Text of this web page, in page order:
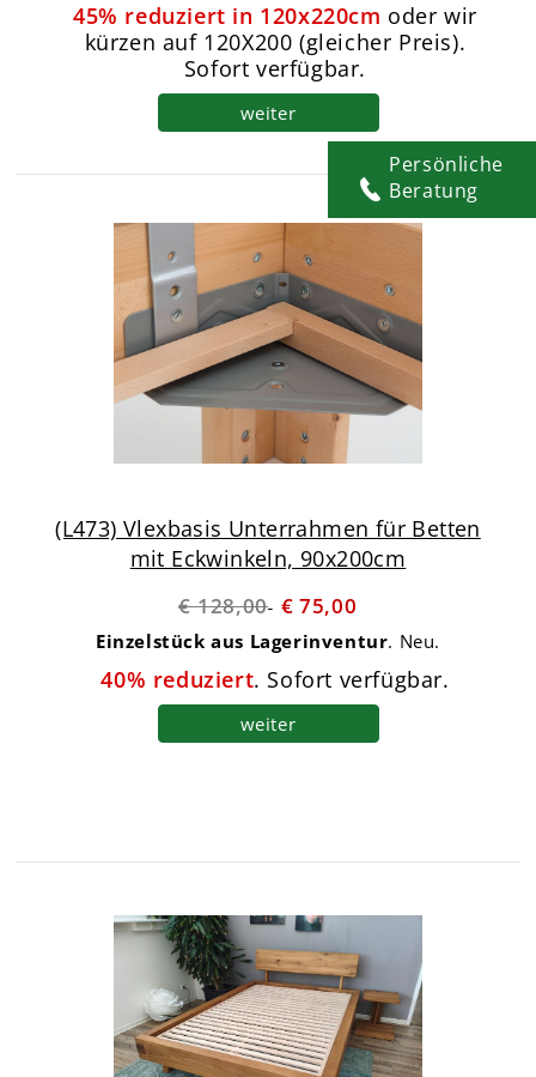
Persönliche
Beratung
45% reduziert in 120x220cm oder wir
kürzen auf 120X200 (gleicher Preis).
Sofort verfügbar.
weiter
(L473) Vlexbasis Unterrahmen für Betten
mit Eckwinkeln, 90x200cm
€ 128,00 € 75,00
Einzelstück aus Lagerinventur. Neu.
40% reduziert. Sofort verfügbar.
weiter